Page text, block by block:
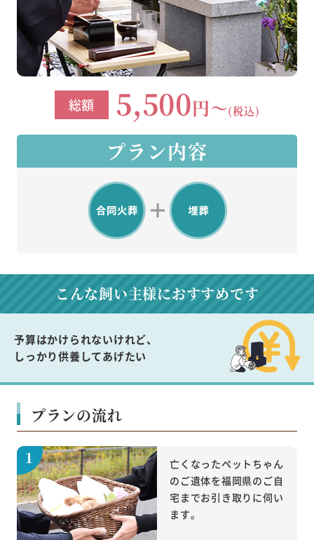
総額 5,500円～(税込)
プラン内容
こんな飼い主様におすすめです
予算はかけられないけれど、
しっかり供養してあげたい
プランの流れ
亡くなったペットちゃん
のご遺体を福岡県のご自
宅までお引き取りに伺い
ます。